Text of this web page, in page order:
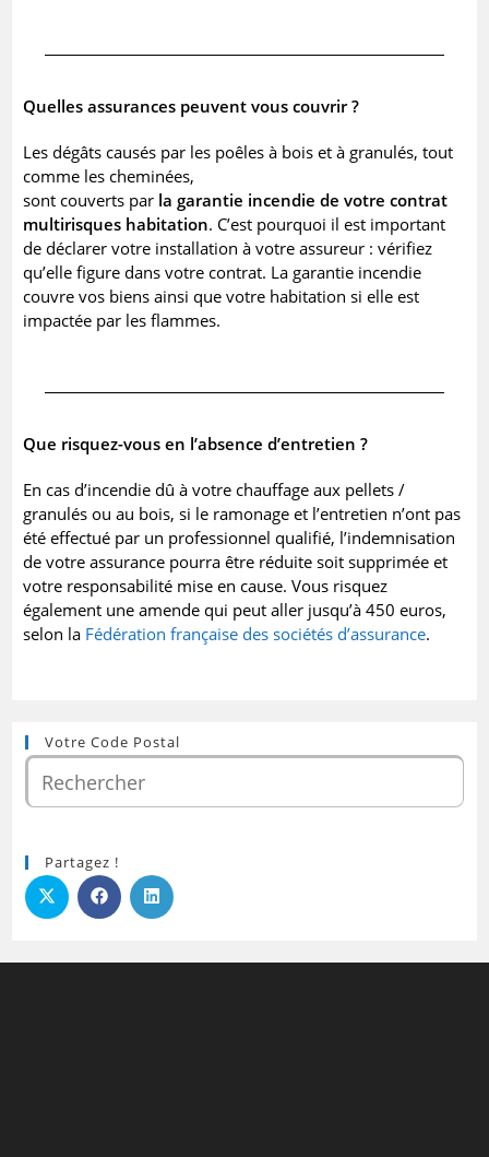
Quelles assurances peuvent vous couvrir ?
Les dégâts causés par les poêles à bois et à granulés, tout
comme les cheminées,
sont couverts par la garantie incendie de votre contrat
multirisques habitation. C’est pourquoi il est important
de déclarer votre installation à votre assureur : vérifiez
qu’elle figure dans votre contrat. La garantie incendie
couvre vos biens ainsi que votre habitation si elle est
impactée par les flammes.
Que risquez-vous en l’absence d’entretien ?
En cas d’incendie dû à votre chauffage aux pellets /
granulés ou au bois, si le ramonage et l’entretien n’ont pas
été effectué par un professionnel qualifié, l’indemnisation
de votre assurance pourra être réduite soit supprimée et
votre responsabilité mise en cause. Vous risquez
également une amende qui peut aller jusqu’à 450 euros,
selon la Fédération française des sociétés d’assurance.
Votre Code Postal
Partagez !